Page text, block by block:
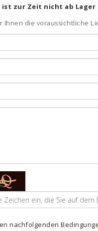
ist zur Zeit nicht ab
Ihnen die voraussichtliche
nachfolgenden